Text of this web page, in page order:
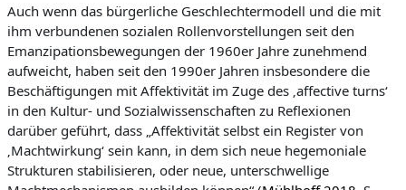
Auch wenn das bürgerliche Geschlechtermodell und die mit
ihm verbundenen sozialen Rollenvorstellungen seit den
Emanzipationsbewegungen der 1960er Jahre zunehmend
aufweicht, haben seit den 1990er Jahren insbesondere die
Beschäftigungen mit Affektivität im Zuge des ‚affective turns‘
in den Kultur- und Sozialwissenschaften zu Reflexionen
darüber geführt, dass „Affektivität selbst ein Register von
‚Machtwirkung‘ sein kann, in dem sich neue hegemoniale
Strukturen stabilisieren, oder neue, unterschwellige